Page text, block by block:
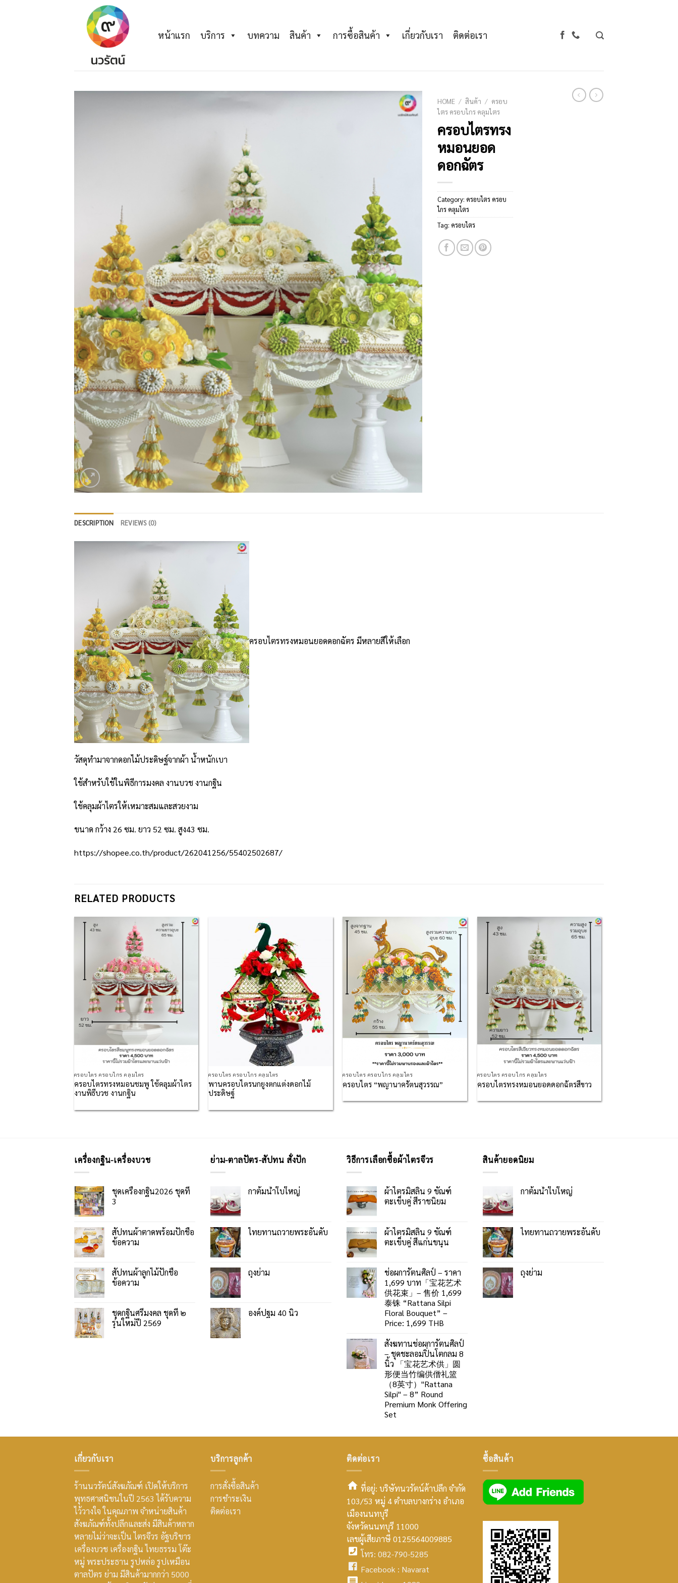
หน้าแรก บริการ บทความ สินค้า การซื้อสินค้า เกี่ยวกับเรา ติดต่อเรา
HOME / สินค้า / ครอบ
ไตร ครอบไกร คลุมไตร
ครอบไตรทรง
หมอนยอด
ดอกฉัตร
Category: ครอบไตร ครอบ
ไกร คลุมไตร
Tag: ครอบไตร
DESCRIPTION REVIEWS (0)
ครอบไตรทรงหมอนยอดดอกฉัตร มีหลายสีให้เลือก
วัสดุทำมาจากดอกไม้ประดิษฐ์จากผ้า น้ำหนักเบา
ใช้สำหรับใช้ในพิธีการมงคล งานบวช งานกฐิน
ใช้คลุมผ้าไตรให้เหมาะสมและสวยงาม
ขนาด กว้าง 26 ซม. ยาว 52 ซม. สูง43 ซม.
https://shopee.co.th/product/262041256/55402502687/
RELATED PRODUCTS
ครอบไตร ครอบไกร คลุมไตร
ครอบไตรทรงหมอนชมพู ใช้คลุมผ้าไตร
งานพิธีบวช งานกฐิน
ครอบไตร ครอบไกร คลุมไตร
พานครอบไตรนกยูงตกแต่งดอกไม้
ประดิษฐ์
Wishlist
ครอบไตร ครอบไกร คลุมไตร
ครอบไตร “พญานาครัตนสุวรรณ”
ครอบไตร ครอบไกร คลุมไตร
ครอบไตรทรงหมอนยอดดอกฉัตรสีขาว
เครื่องกฐิน-เครื่องบวช
ชุดเครื่องกฐิน2026 ชุดที่
3
สัปทนผ้าตาดพร้อมปักชื่อ
ข้อความ
สัปทนผ้าลูกไม้ปักชื่อ
ข้อความ
ชุดกฐินศรีมงคล ชุดที่ ๒
รุ่นใหม่ปี 2569
ย่าม-ตาลปัตร-สัปทน สั่งปัก
กาต้มน้ำใบใหญ่
ไทยทานถวายพระอันดับ
ถุงย่าม
องค์ปฐม 40 นิ้ว
วิธีการเลือกซื้อผ้าไตรจีวร
ผ้าไตรมิสลิน 9 ขัณฑ์
ตะเข็บคู่ สีราชนิยม
ผ้าไตรมิสลิน 9 ขัณฑ์
ตะเข็บคู่ สีแก่นขนุน
ช่อผการัตนศิลป์ – ราคา
1,699 บาท「宝花艺术
供花束」– 售价 1,699
泰铢 “Rattana Silpi
Floral Bouquet” –
Price: 1,699 THB
สังฆทานช่อผการัตนศิลป์
– ชุดชะลอมปิ่นโตกลม 8
นิ้ว 「宝花艺术供」圆
形便当竹编供僧礼篮
（8英寸）"Rattana
Silpi" – 8” Round
Premium Monk Offering
Set
สินค้ายอดนิยม
กาต้มน้ำใบใหญ่
ไทยทานถวายพระอันดับ
ถุงย่าม
เกี่ยวกับเรา
ร้านนวรัตน์สังฆภัณฑ์ เปิดให้บริการ
พุทธศาสนิชนในปี 2563 ได้รับความ
ไว้วางใจ ในคุณภาพ จำหน่ายสินค้า
สังฆภัณฑ์ทั้งปลีกและส่ง มีสินค้าหลาก
หลายไม่ว่าจะเป็น ไตรจีวร อัฐบริขาร
เครื่องบวช เครื่องกฐิน ไทยธรรม โต๊ะ
หมู่ พระประธาน รูปหล่อ รูปเหมือน
ตาลปัตร ย่าม มีสินค้ามากกว่า 5000
บริการลูกค้า
การสั่งซื้อสินค้า
การชำระเงิน
ติดต่อเรา
ติดต่อเรา
smt2
home
icon
ที่อยู่: บริษัทนวรัตน์ค้าปลีก จำกัด
103/53 หมู่ 4 ตำบลบางกร่าง อำเภอ
เมืองนนทบุรี
จังหวัดนนทบุรี 11000
เลขผู้เสียภาษี 0125564009885
facebook
โทร: 082-790-5285
facebook
Facebook : Navarat
ซื้อสินค้า